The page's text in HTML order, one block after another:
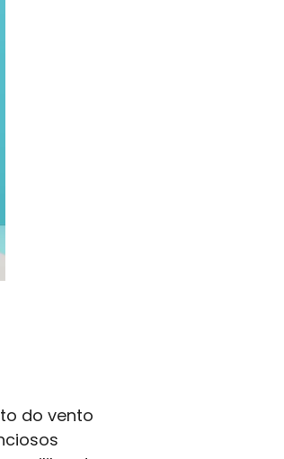
do vento